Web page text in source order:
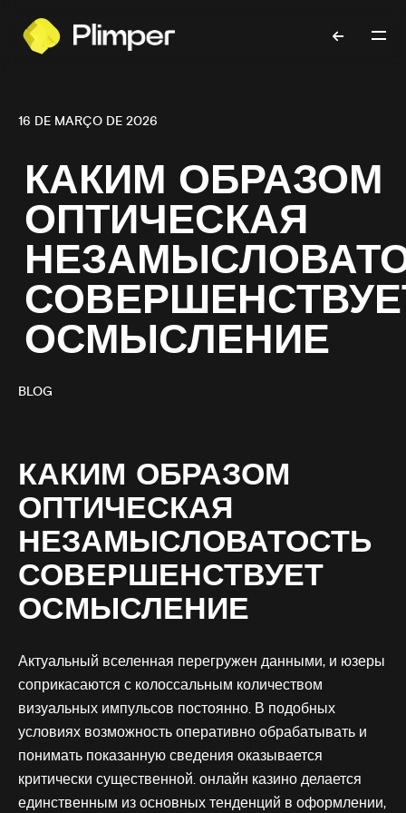
16 DE MARÇO DE 2026
КАКИМ ОБРАЗОМ
ОПТИЧЕСКАЯ
ОСМЫСЛЕНИЕ
BLOG
КАКИМ ОБРАЗОМ
ОПТИЧЕСКАЯ
НЕЗАМЫСЛОВАТОСТЬ
СОВЕРШЕНСТВУЕТ
ОСМЫСЛЕНИЕ
Актуальный вселенная перегружен данными, и юзеры
соприкасаются с колоссальным количеством
визуальных импульсов постоянно. В подобных
условиях возможность оперативно обрабатывать и
понимать показанную сведения оказывается
критически существенной. онлайн казино делается
единственным из основных тенденций в оформлении,